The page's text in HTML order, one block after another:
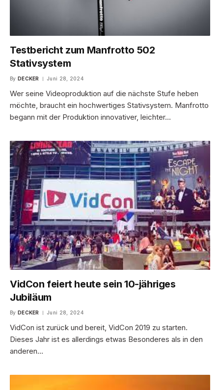
Testbericht zum Manfrotto 502
Stativsystem
By DECKER Juni 28, 2024
Wer seine Videoproduktion auf die nächste Stufe heben
möchte, braucht ein hochwertiges Stativsystem. Manfrotto
begann mit der Produktion innovativer, leichter…
VidCon feiert heute sein 10-jähriges
Jubiläum
By DECKER Juni 28, 2024
VidCon ist zurück und bereit, VidCon 2019 zu starten.
Dieses Jahr ist es allerdings etwas Besonderes als in den
anderen…